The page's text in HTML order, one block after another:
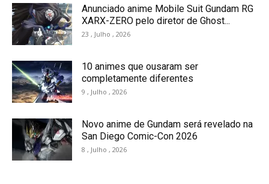
Anunciado anime Mobile Suit Gundam RG
XARX-ZERO pelo diretor de Ghost...
23 , Julho , 2026
10 animes que ousaram ser
completamente diferentes
9 , Julho , 2026
Novo anime de Gundam será revelado na
San Diego Comic-Con 2026
8 , Julho , 2026